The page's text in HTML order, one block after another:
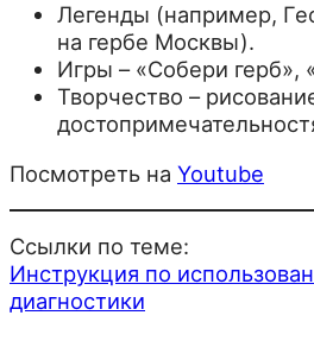
Легенды (например,
на гербе Москвы).
Игры – «Собери герб»,
Творчество –
Посмотреть на Youtube
Ссылки по теме:
Инструкция по
диагностики